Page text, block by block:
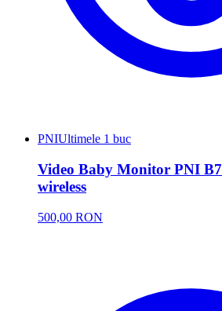
PNIUltimele 1 buc
Video Baby Monitor PNI
wireless
500,00 RON